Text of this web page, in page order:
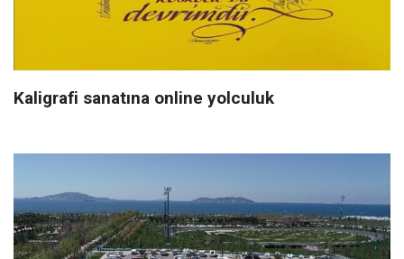
Kaligrafi sanatına online yolculuk